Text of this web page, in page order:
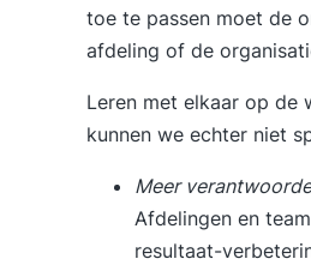
toe te passen moet de
afdeling of de
Leren met elkaar op de
kunnen we echter niet
Meer
Afdelingen en
resultaat-